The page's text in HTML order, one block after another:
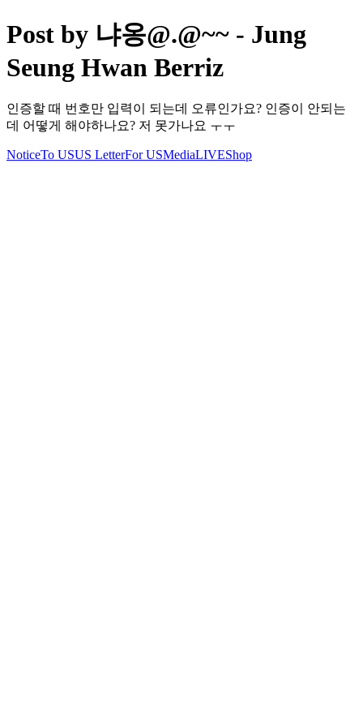
Post by 냐옹@.@~~ - Jung
Seung Hwan Berriz
인증할 때 번호만 입력이 되는데 오류인가요? 인증이 안되는
데 어떻게 해야하나요? 저 못가나요 ㅜㅜ
NoticeTo USUS LetterFor USMediaLIVEShop